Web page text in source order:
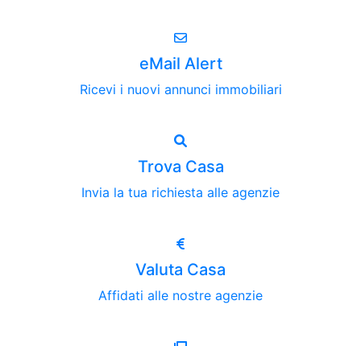
eMail Alert
Ricevi i nuovi annunci immobiliari
Trova Casa
Invia la tua richiesta alle agenzie
Valuta Casa
Affidati alle nostre agenzie